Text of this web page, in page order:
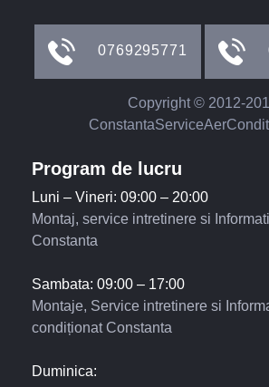
0769295771
Copyright © 2012-
Program de lucru
Luni – Vineri: 09:00 – 20:00
Montaj, service intretinere si
Constanta
Sambata: 09:00 – 17:00
Montaje, Service intretinere si
condiționat Constanta
Duminica: